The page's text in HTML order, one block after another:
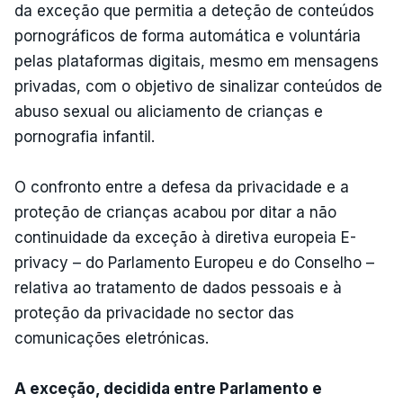
da exceção que permitia a deteção de conteúdos
pornográficos de forma automática e voluntária
pelas plataformas digitais, mesmo em mensagens
privadas, com o objetivo de sinalizar conteúdos de
abuso sexual ou aliciamento de crianças e
pornografia infantil.
O confronto entre a defesa da privacidade e a
proteção de crianças acabou por ditar a não
continuidade da exceção à diretiva europeia E-
privacy – do Parlamento Europeu e do Conselho –
relativa ao tratamento de dados pessoais e à
proteção da privacidade no sector das
comunicações eletrónicas.
A exceção, decidida entre Parlamento e